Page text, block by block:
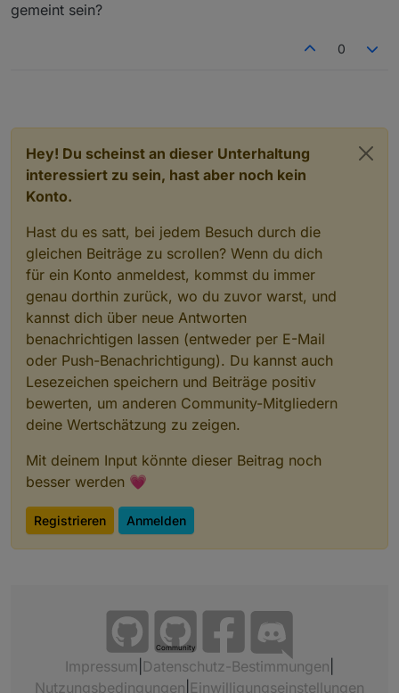
gemeint sein?
0
Hey! Du scheinst an dieser Unterhaltung
interessiert zu sein, hast aber noch kein
Konto.
Hast du es satt, bei jedem Besuch durch die
gleichen Beiträge zu scrollen? Wenn du dich
für ein Konto anmeldest, kommst du immer
genau dorthin zurück, wo du zuvor warst, und
kannst dich über neue Antworten
benachrichtigen lassen (entweder per E-Mail
oder Push-Benachrichtigung). Du kannst auch
Lesezeichen speichern und Beiträge positiv
bewerten, um anderen Community-Mitgliedern
deine Wertschätzung zu zeigen.
Mit deinem Input könnte dieser Beitrag noch
besser werden 💗
Registrieren Anmelden
Community
Impressum Datenschutz-Bestimmungen
Nutzungsbedingungen Einwilligungseinstellungen